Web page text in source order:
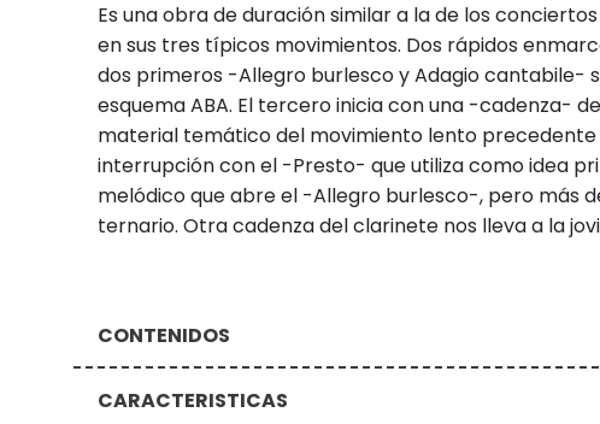
Es una obra de duración similar a la de los
en sus tres típicos movimientos. Dos rápidos
dos primeros -Allegro burlesco y Adagio cantabile-
esquema ABA. El tercero inicia con una -cadenza-
material temático del movimiento lento precedente
interrupción con el -Presto- que utiliza como idea
melódico que abre el -Allegro burlesco-, pero más
ternario. Otra cadenza del clarinete nos lleva a la
CONTENIDOS
CARACTERISTICAS